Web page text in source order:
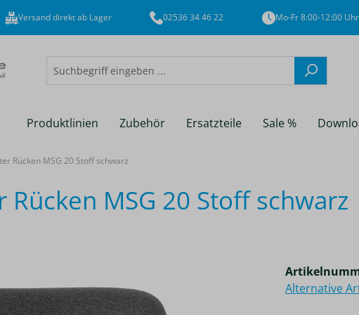
Versand direkt ab Lager 02536 34 46 22 Mo-Fr 8:00-12:00
Produktlinien Zubehör Ersatzteile Sale %
Rücken MSG 20 Stoff schwarz
Rücken MSG 20 Stoff schwarz
Alternative